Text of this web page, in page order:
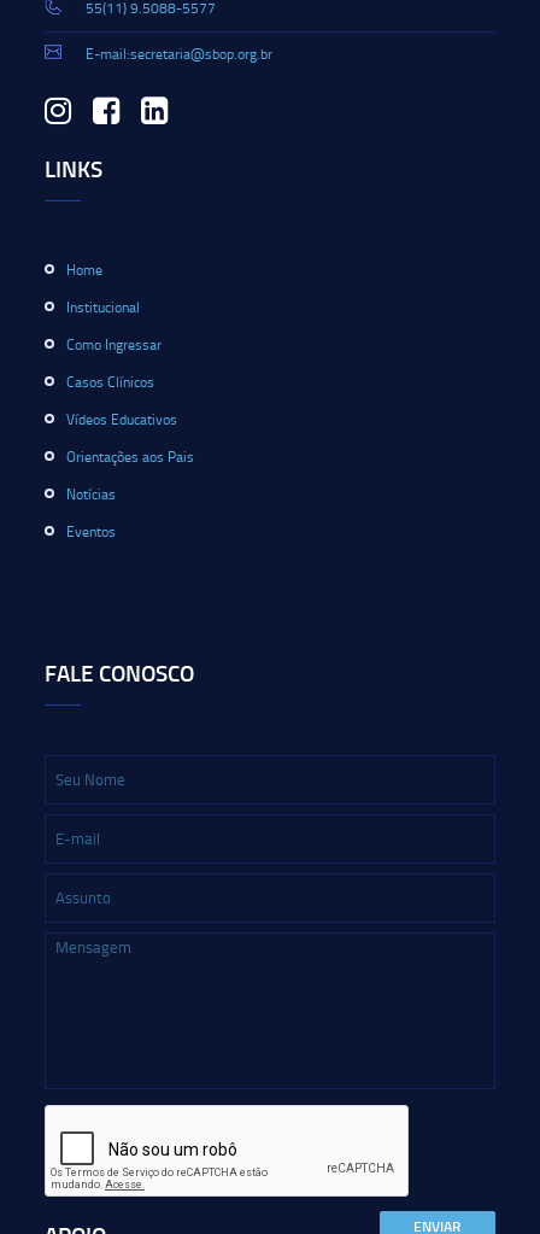
55(11) 9.5088-5577
E-mail:secretaria@sbop.org.br
LINKS
Home
Institucional
Como Ingressar
Casos Clínicos
Vídeos Educativos
Orientações aos Pais
Notícias
Eventos
FALE CONOSCO
ENVIAR